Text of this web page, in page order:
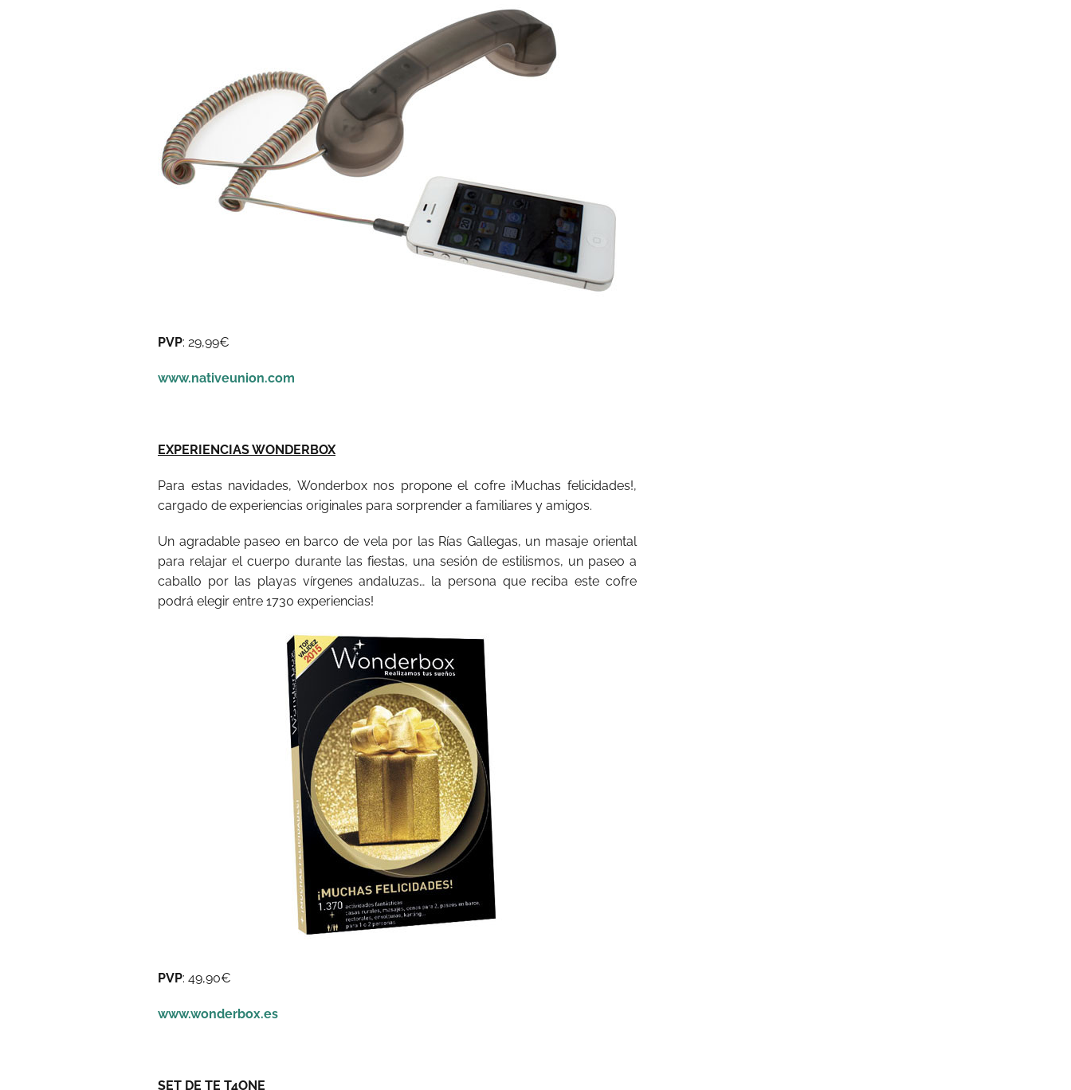
PVP: 29,99€
www.nativeunion.com
EXPERIENCIAS WONDERBOX
Para estas navidades, Wonderbox nos propone el cofre ¡Muchas felicidades!,
cargado de experiencias originales para sorprender a familiares y amigos.
Un agradable paseo en barco de vela por las Rías Gallegas, un masaje oriental
para relajar el cuerpo durante las fiestas, una sesión de estilismos, un paseo a
caballo por las playas vírgenes andaluzas… la persona que reciba este cofre
podrá elegir entre 1730 experiencias!
PVP: 49,90€
www.wonderbox.es
SET DE TE T4ONE